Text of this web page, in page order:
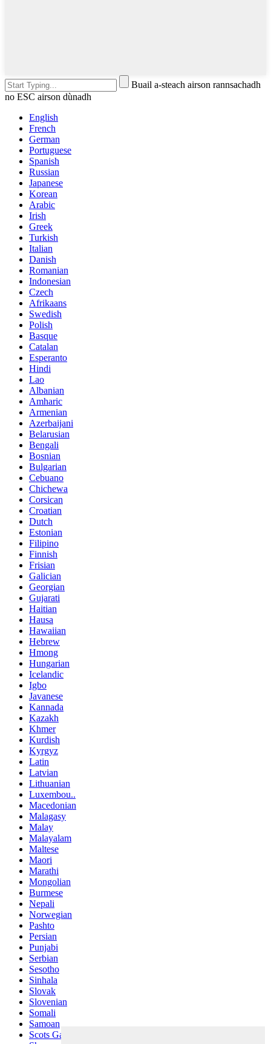
Buail a-steach airson rannsachadh
no ESC airson dùnadh
English
French
German
Portuguese
Spanish
Russian
Japanese
Korean
Arabic
Irish
Greek
Turkish
Italian
Danish
Romanian
Indonesian
Czech
Afrikaans
Swedish
Polish
Basque
Catalan
Esperanto
Hindi
Lao
Albanian
Amharic
Armenian
Azerbaijani
Belarusian
Bengali
Bosnian
Bulgarian
Cebuano
Chichewa
Corsican
Croatian
Dutch
Estonian
Filipino
Finnish
Frisian
Galician
Georgian
Gujarati
Haitian
Hausa
Hawaiian
Hebrew
Hmong
Hungarian
Icelandic
Igbo
Javanese
Kannada
Kazakh
Khmer
Kurdish
Kyrgyz
Latin
Latvian
Lithuanian
Luxembou..
Macedonian
Malagasy
Malay
Malayalam
Maltese
Maori
Marathi
Mongolian
Burmese
Nepali
Norwegian
Pashto
Persian
Punjabi
Serbian
Sesotho
Sinhala
Slovak
Slovenian
Somali
Samoan
Scots Gaelic